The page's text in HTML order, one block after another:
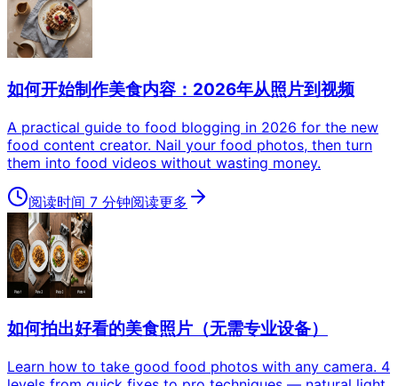
如何开始制作美食内容：2026年从照片到视频
A practical guide to food blogging in 2026 for the new
food content creator. Nail your food photos, then turn
them into food videos without wasting money.
阅读时间 7 分钟阅读更多
如何拍出好看的美食照片（无需专业设备）
Learn how to take good food photos with any camera. 4